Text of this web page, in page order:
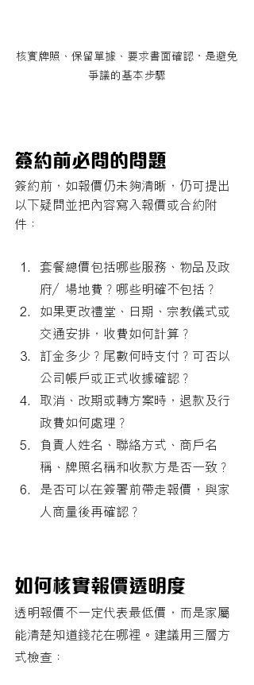
核實牌照、保留單據、要求書面確認，是避免
爭議的基本步驟
簽約前必問的問題
簽約前，如報價仍未夠清晰，仍可提出
以下疑問並把內容寫入報價或合約附
件：
套餐總價包括哪些服務、物品及政
府／場地費？哪些明確不包括？
如果更改禮堂、日期、宗教儀式或
交通安排，收費如何計算？
訂金多少？尾數何時支付？可否以
公司帳戶或正式收據確認？
取消、改期或轉方案時，退款及行
政費如何處理？
負責人姓名、聯絡方式、商戶名
稱、牌照名稱和收款方是否一致？
是否可以在簽署前帶走報價，與家
人商量後再確認？
如何核實報價透明度
透明報價不一定代表最低價，而是家屬
能清楚知道錢花在哪裡。建議用三層方
式檢查：